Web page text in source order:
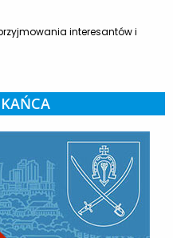
interesantów i